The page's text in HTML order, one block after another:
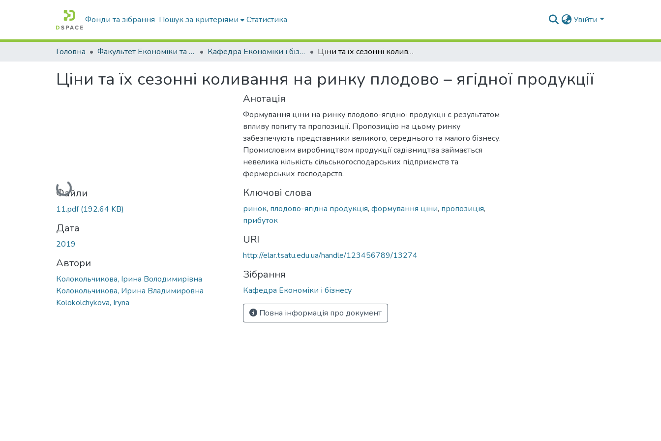
Фонди та зібрання Пошук за критеріями Статистика Увійти
Головна Факультет Економіки та бізнесу Кафедра Економіки і бізнесу Ціни та їх сезонні коливання на ринку плодово – ягідної продукції
Ціни та їх сезонні коливання на ринку плодово – ягідної продукції
Вантажиться...
Файли
11.pdf(192.64 KB)
Дата
2019
Автори
Колокольчикова, Ірина Володимирівна
Колокольчикова, Ирина Владимировна
Kolokolchykova, Iryna
Анотація
Формування ціни на ринку плодово-ягідної продукції є результатом
впливу попиту та пропозиції. Пропозицію на цьому ринку
забезпечують представники великого, середнього та малого бізнесу.
Промисловим виробництвом продукції садівництва займається
невелика кількість сільськогосподарських підприємств та
фермерських господарств.
Ключові слова
ринок, плодово-ягідна продукція, формування ціни, пропозиція,
прибуток
URI
http://elar.tsatu.edu.ua/handle/123456789/13274
Зібрання
Кафедра Економіки і бізнесу
Повна інформація про документ